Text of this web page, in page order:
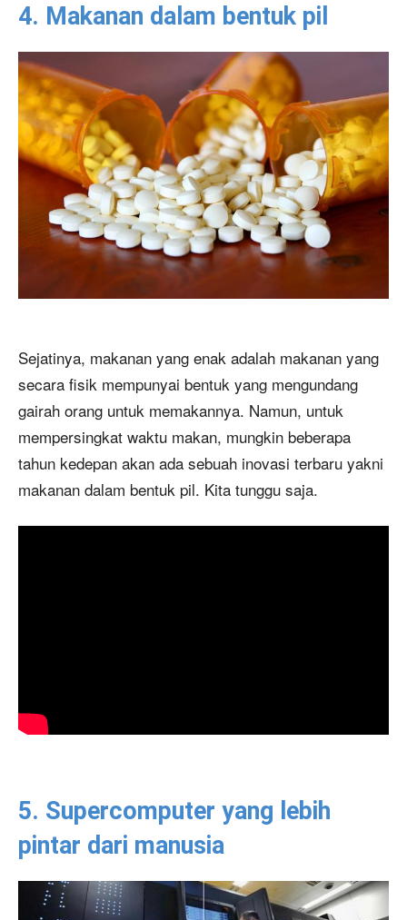
4. Makanan dalam bentuk pil
Sejatinya, makanan yang enak adalah makanan yang
secara fisik mempunyai bentuk yang mengundang
gairah orang untuk memakannya. Namun, untuk
mempersingkat waktu makan, mungkin beberapa
tahun kedepan akan ada sebuah inovasi terbaru yakni
makanan dalam bentuk pil. Kita tunggu saja.
5. Supercomputer yang lebih
pintar dari manusia